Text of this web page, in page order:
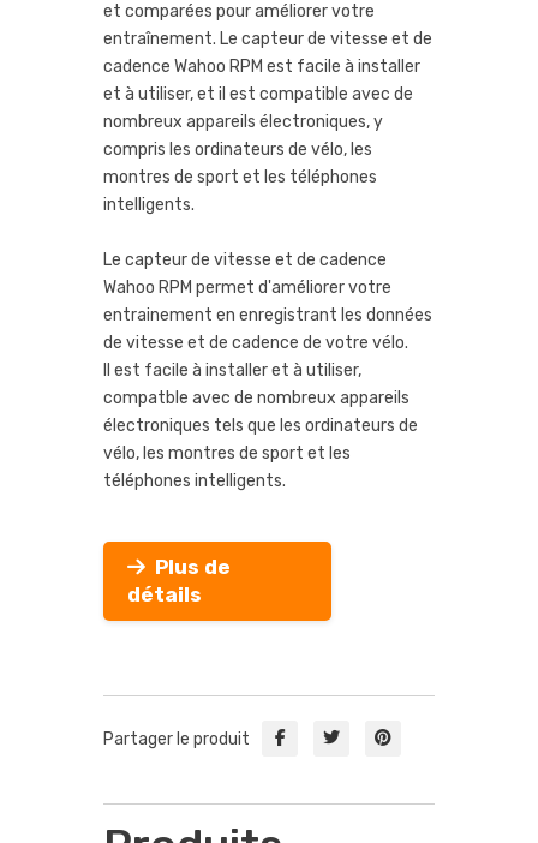
et comparées pour améliorer votre
entraînement. Le capteur de vitesse et de
cadence Wahoo RPM est facile à installer
et à utiliser, et il est compatible avec de
nombreux appareils électroniques, y
compris les ordinateurs de vélo, les
montres de sport et les téléphones
intelligents.
Le capteur de vitesse et de cadence
Wahoo RPM permet d'améliorer votre
entrainement en enregistrant les données
de vitesse et de cadence de votre vélo.
Il est facile à installer et à utiliser,
compatble avec de nombreux appareils
électroniques tels que les ordinateurs de
vélo, les montres de sport et les
téléphones intelligents.
Plus de
détails
Partager le produit